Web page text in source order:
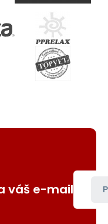
váš e-mail